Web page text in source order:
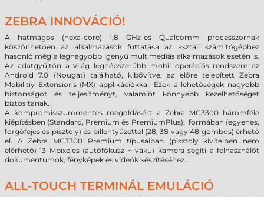
ZEBRA INNOVÁCIÓ!
A hatmagos (hexa-core) 1,8 GHz-es Qualcomm processzornak
köszönhetően az alkalmazások futtatása az asztali számítógéphez
hasonló még a legnagyobb igényű multimédiás alkalmazások esetén is.
Az adatgyűjtőn a világ legnépszerűbb mobil operációs rendszere az
Android 7.0 (Nougat) található, kibővítve, az előre telepített Zebra
Mobilitiy Extensions (MX) applikációkkal. Ezek a lehetőségek nagyobb
biztonságot és teljesítményt, valamint könnyebb kezelhetőséget
biztosítanak.
A kompromisszummentes megoldásért a Zebra MC3300 háromféle
kiépítésben (Standard, Premium és PremiumPlus), formában (egyenes,
forgófejes és pisztoly) és billentyűzettel (28, 38 vagy 48 gombos) érhető
el. A Zebra MC3300 Premium típusaiban (pisztoly kivitelben nem
elérhető) 13 Mpixeles (autófókusz + vaku) kamera segíti a felhasználót
dokumentumok, fényképek és videók készítéséhez.
ALL-TOUCH TERMINÁL EMULÁCIÓ